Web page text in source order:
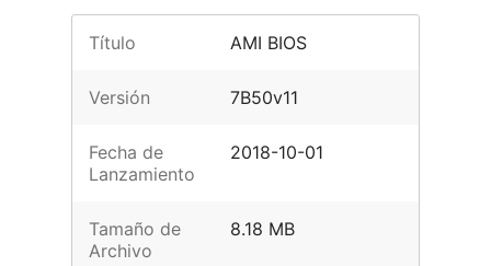
Título AMI BIOS
Versión 7B50v11
Fecha de
Lanzamiento
2018-10-01
Tamaño de
Archivo
8.18 MB